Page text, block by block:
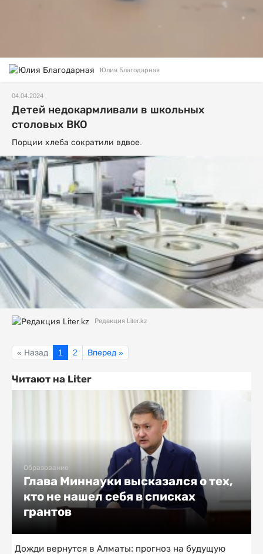
Юлия Благодарная
04.04.2024
Детей недокармливали в школьных
столовых ВКО
Порции хлеба сократили вдвое.
Редакция Liter.kz
« Назад 1 2 Вперед »
Читают на Liter
Образование
Глава Миннауки высказался о тех,
кто не нашел себя в списках
грантов
Дожди вернутся в Алматы: прогноз на будущую